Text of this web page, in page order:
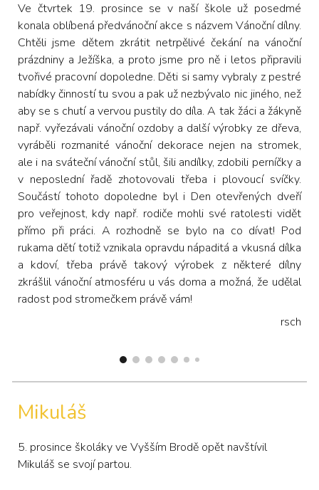
Ve čtvrtek 19. prosince se v naší škole už posedmé
konala oblíbená předvánoční akce s názvem Vánoční dílny.
Chtěli jsme dětem zkrátit netrpělivé čekání na vánoční
prázdniny a Ježíška, a proto jsme pro ně i letos připravili
tvořivé pracovní dopoledne. Děti si samy vybraly z pestré
nabídky činností tu svou a pak už nezbývalo nic jiného, než
aby se s chutí a vervou pustily do díla. A tak žáci a žákyně
např. vyřezávali vánoční ozdoby a další výrobky ze dřeva,
vyráběli rozmanité vánoční dekorace nejen na stromek,
ale i na sváteční vánoční stůl, šili andílky, zdobili perníčky a
v neposlední řadě zhotovovali třeba i plovoucí svíčky.
Součástí tohoto dopoledne byl i Den otevřených dveří
pro veřejnost, kdy např. rodiče mohli své ratolesti vidět
přímo při práci. A rozhodně se bylo na co dívat! Pod
rukama dětí totiž vznikala opravdu nápaditá a vkusná dílka
a kdoví, třeba právě takový výrobek z některé dílny
zkrášlil vánoční atmosféru u vás doma a možná, že udělal
radost pod stromečkem právě vám!
rsch
Mikuláš
5. prosince školáky ve Vyšším Brodě opět navštívil
Mikuláš se svojí partou.